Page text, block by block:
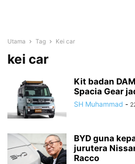
Utama Tag Kei car
kei car
Kit badan
Spacia Gear
SH Muhammad -
BYD guna
jurutera
Racco